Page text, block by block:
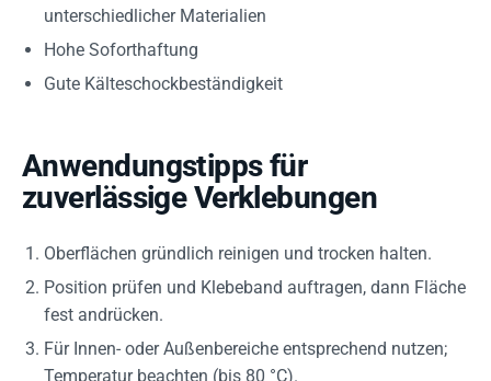
unterschiedlicher Materialien
Hohe Soforthaftung
Gute Kälteschockbeständigkeit
Anwendungstipps für
zuverlässige Verklebungen
Oberflächen gründlich reinigen und trocken halten.
Position prüfen und Klebeband auftragen, dann Fläche
fest andrücken.
Für Innen- oder Außenbereiche entsprechend nutzen;
Temperatur beachten (bis 80 °C).